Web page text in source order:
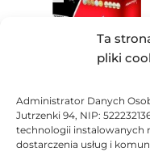
Ta
pliki
Administrator Danych
Jutrzenki 94, NIP:
technologii instalowanych
dostarczenia usług i
Toner Asarto
Brother TN-325M
136,58zł